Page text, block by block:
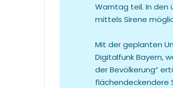
Warntag teil. In den
mittels Sirene
Mit der geplanten
Digitalfunk Bayern,
der Bevölkerung“
flächendeckendere